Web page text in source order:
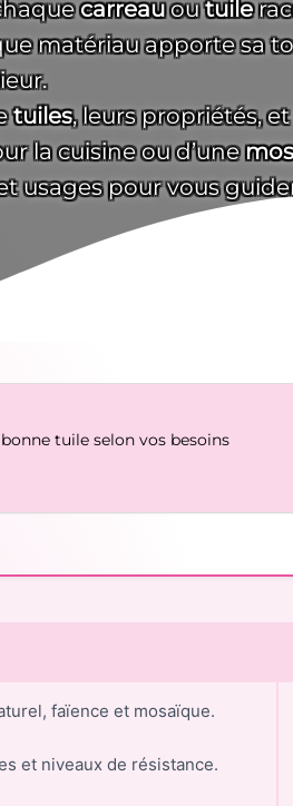
carreauoutuile
matériau apporte sa
tuiles, leurs propriétés,
la cuisine ou d’une
usages pour vous
tuile selon vos besoins
faïence et mosaïque.
et niveaux de résistance.